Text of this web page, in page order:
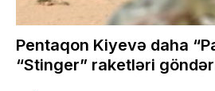
Pentaqon Kiyevə daha
“Stinger” raketləri